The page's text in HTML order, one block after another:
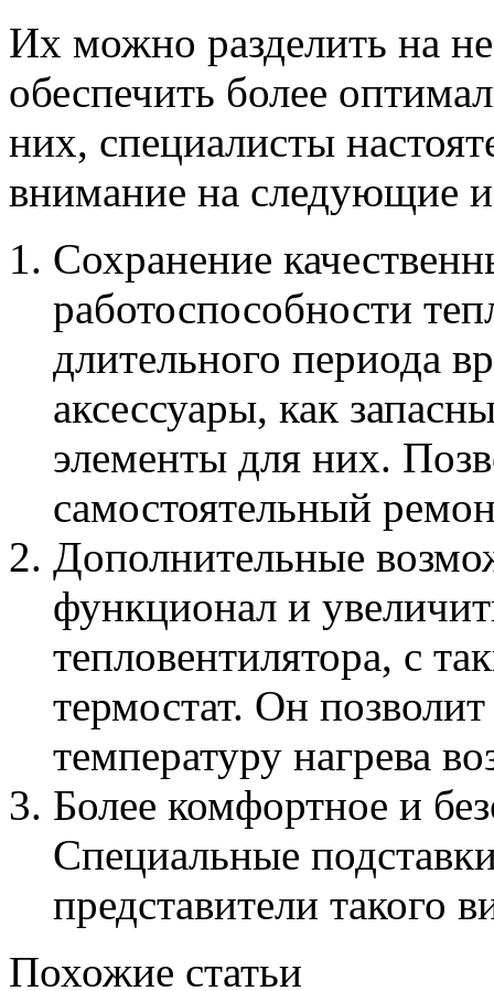
Их можно разделить на
обеспечить более
них, специалисты
внимание на следующие
Сохранение
работоспособности
длительного периода
аксессуары, как
элементы для них.
самостоятельный
Дополнительные
функционал и
тепловентилятора, с
термостат. Он
температуру нагрева
Более комфортное и
Специальные
представители такого
Похожие статьи